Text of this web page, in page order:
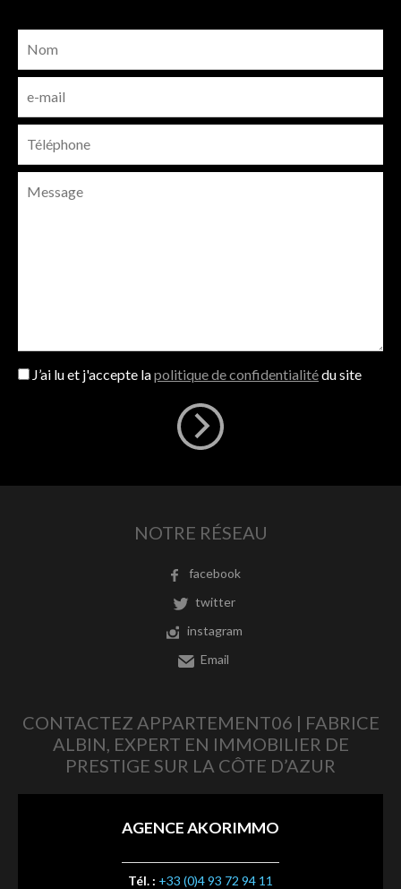
J’ai lu et j'accepte lapolitique de confidentialitédu site
NOTRE RÉSEAU
facebook
twitter
instagram
Email
CONTACTEZ APPARTEMENT06 | FABRICE
ALBIN, EXPERT EN IMMOBILIER DE
PRESTIGE SUR LA CÔTE D’AZUR
AGENCE AKORIMMO
Tél. : +33 (0)4 93 72 94 11